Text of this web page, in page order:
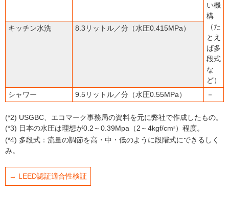
い機
構
（た
とえ
ば多
段式
な
ど）
キッチン水洗 8.3リットル／分（水圧0.415MPa）
シャワー 9.5リットル／分（水圧0.55MPa） －
(*2) USGBC、エコマーク事務局の資料を元に弊社で作成したもの。
(*3) 日本の水圧は理想が0.2～0.39Mpa（2～4kgf/cm2 ）程度。
(*4) 多段式：流量の調節を高・中・低のように段階式にできるしく
み。
→ LEED認証適合性検証